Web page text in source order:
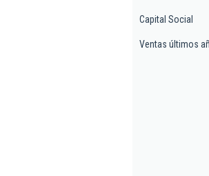
Capital Social
Ventas últimos